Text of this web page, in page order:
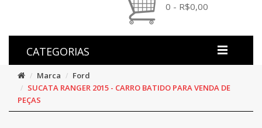
0 - R$0,00
CATEGORIAS
Marca
Ford
SUCATA RANGER 2015 - CARRO BATIDO PARA VENDA DE
PEÇAS